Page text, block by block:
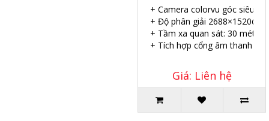
+ Camera colorvu góc siêu
+ Độ phân giải
+ Tầm xa quan sát: 30 mét.
+ Tích hợp cổng âm thanh in/
Giá: Liên hệ